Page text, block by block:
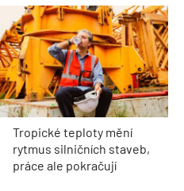
Tropické teploty mění
rytmus silničních staveb,
práce ale pokračují